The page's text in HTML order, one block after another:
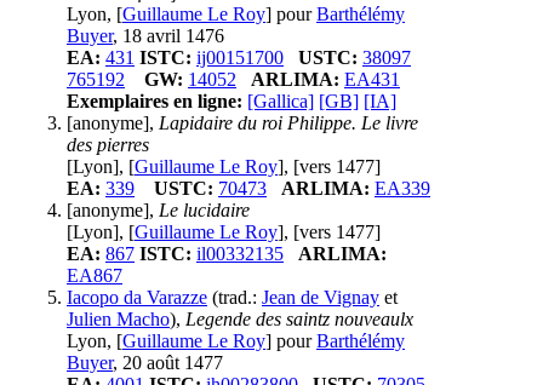
Lyon, [Guillaume Le Roy] pourBarthélémy
Buyer, 18 avril 1476
EA: 431 ISTC: ij00151700 USTC: 38097
765192
GW: 14052 ARLIMA: EA431
Exemplaires en ligne: [Gallica] [GB] [IA]
[anonyme], Lapidaire du roi Philippe. Le livre
des pierres
[Lyon], [Guillaume Le Roy], [vers 1477]
EA: 339 USTC: 70473 ARLIMA: EA339
[anonyme], Le lucidaire
[Lyon], [Guillaume Le Roy], [vers 1477]
EA: 867 ISTC: il00332135
ARLIMA:
EA867
Iacopo da Varazze (trad.: Jean de Vignay et
Julien Macho), Legende des saintz nouveaulx
Lyon, [Guillaume Le Roy] pourBarthélémy
Buyer, 20 août 1477